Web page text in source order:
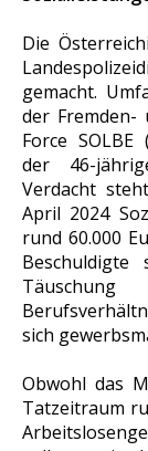
Die
gemacht.
der Fremden-
Force
der 46-
Verdacht
April 2024
rund 60.000
sich
Obwohl das
Tatzeitraum